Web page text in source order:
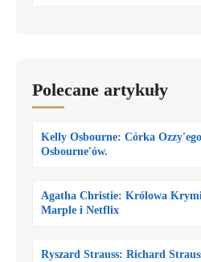
Polecane artykuły
Kelly Osbourne: Córka
Osbourne'ów.
Agatha Christie: Królowa
Marple i Netflix
Ryszard Strauss: Richard